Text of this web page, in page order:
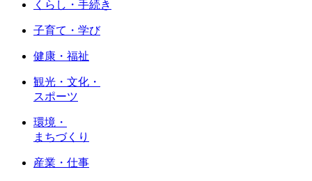
くらし・手続き
子育て・学び
健康・福祉
観光・文化・
スポーツ
環境・
まちづくり
産業・仕事